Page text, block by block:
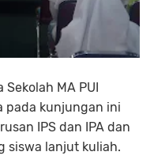
MA PUI
pada kunjungan ini
IPS dan IPA dan
siswa lanjut kuliah.